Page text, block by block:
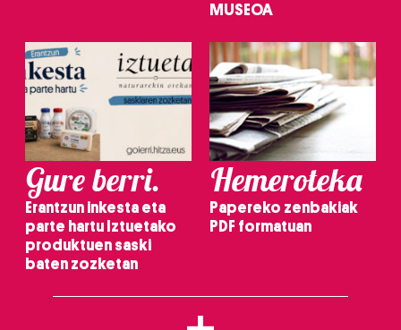
MUSEOA
Gure berri.
Erantzun inkesta eta
parte hartu Iztuetako
produktuen saski
baten zozketan
Hemeroteka
Papereko zenbakiak
PDF formatuan